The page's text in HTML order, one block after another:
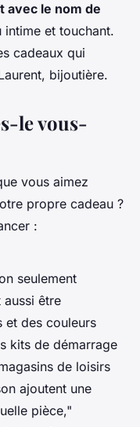
avec le nom de
intime et touchant.
cadeaux qui
bijoutière.
le vous-
vous aimez
propre cadeau ?
:
seulement
aussi être
et des couleurs
kits de démarrage
de loisirs
ajoutent une
pièce,"